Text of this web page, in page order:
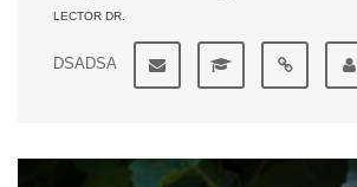
LECTOR DR.
DSADSA